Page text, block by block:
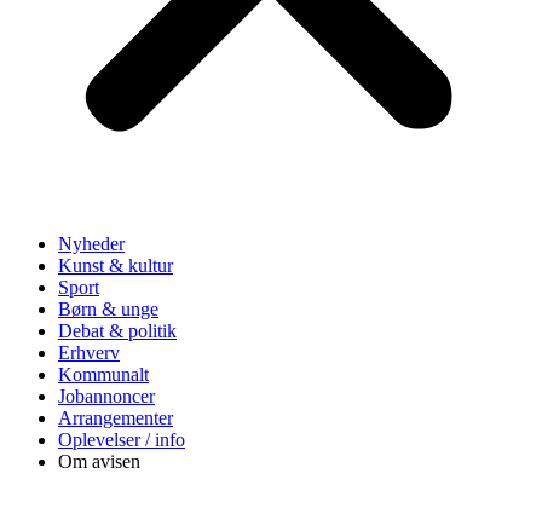
Nyheder
Kunst & kultur
Sport
Børn & unge
Debat & politik
Erhverv
Kommunalt
Jobannoncer
Arrangementer
Oplevelser / info
Om avisen